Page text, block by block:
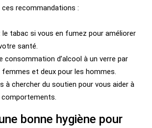
ces recommandations :
le tabac si vous en fumez pour améliorer
santé.
consommation d’alcool à un verre par
femmes et deux pour les hommes.
à chercher du soutien pour vous aider à
comportements.
bonne hygiène pour